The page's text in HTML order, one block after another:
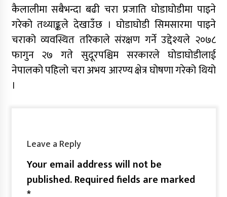
कैलालीमा सबैभन्दा बढी चरा प्रजाति घोडाघोडीमा पाइने
गरेको तथ्याङ्कले देखाउँछ । घोडाघोडी सिमसारमा पाइने
चराको व्यवस्थित तरिकाले संरक्षण गर्ने उद्देश्यले २०७८
फागुन २७ गते सुदूरपश्चिम सरकारले घोडाघोडीलाई
नेपालको पहिलो चरा अभय आरण्य क्षेत्र घोषणा गरेको थियो
।
Leave a Reply
Your email address will not be
published.Required fields are marked